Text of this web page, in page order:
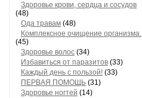
Здоровье крови, сердца и сосудов
(48)
Ода травам (48)
Комплексное очищение организма.
(45)
Здоровье волос (34)
Избавиться от паразитов (33)
Каждый день с пользой! (33)
ПЕРВАЯ ПОМОЩЬ (31)
Здоровье ногтей (14)